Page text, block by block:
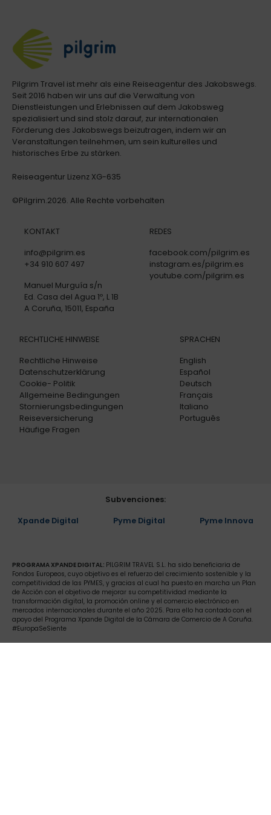
Pilgrim Travel ist mehr als eine Reiseagentur des Jakobswegs.
Seit 2016 haben wir uns auf die Verwaltung von
Dienstleistungen und Erlebnissen auf dem Jakobsweg
spezialisiert und sind stolz darauf, zur internationalen
Förderung des Jakobswegs beizutragen, indem wir an
Veranstaltungen teilnehmen, um sein kulturelles und
historisches Erbe zu stärken.
Reiseagentur Lizenz XG-635
©Pilgrim.2026. Alle Rechte vorbehalten
KONTAKT
info@pilgrim.es
+34 910 607 497
Manuel Murguía s/n
Ed. Casa del Agua 1º, L 1B
A Coruña, 15011, España
REDES
facebook.com/pilgrim.es
instagram.es/pilgrim.es
youtube.com/pilgrim.es
RECHTLICHE HINWEISE
Rechtliche Hinweise
Datenschutzerklärung
Cookie- Politik
Allgemeine Bedingungen
Stornierungsbedingungen
Reiseversicherung
Häufige Fragen
SPRACHEN
English
Español
Deutsch
Français
Italiano
Português
Subvenciones:
Xpande Digital Pyme Digital Pyme Innova
PROGRAMA XPANDE DIGITAL: PILGRIM TRAVEL S.L. ha sido beneficiaria de
Fondos Europeos, cuyo objetivo es el refuerzo del crecimiento sostenible y la
competitividad de las PYMES, y gracias al cual ha puesto en marcha un Plan
de Acción con el objetivo de mejorar su competitividad mediante la
transformación digital, la promoción online y el comercio electrónico en
mercados internacionales durante el año 2025. Para ello ha contado con el
apoyo del Programa Xpande Digital de la Cámara de Comercio de A Coruña.
#EuropaSeSiente